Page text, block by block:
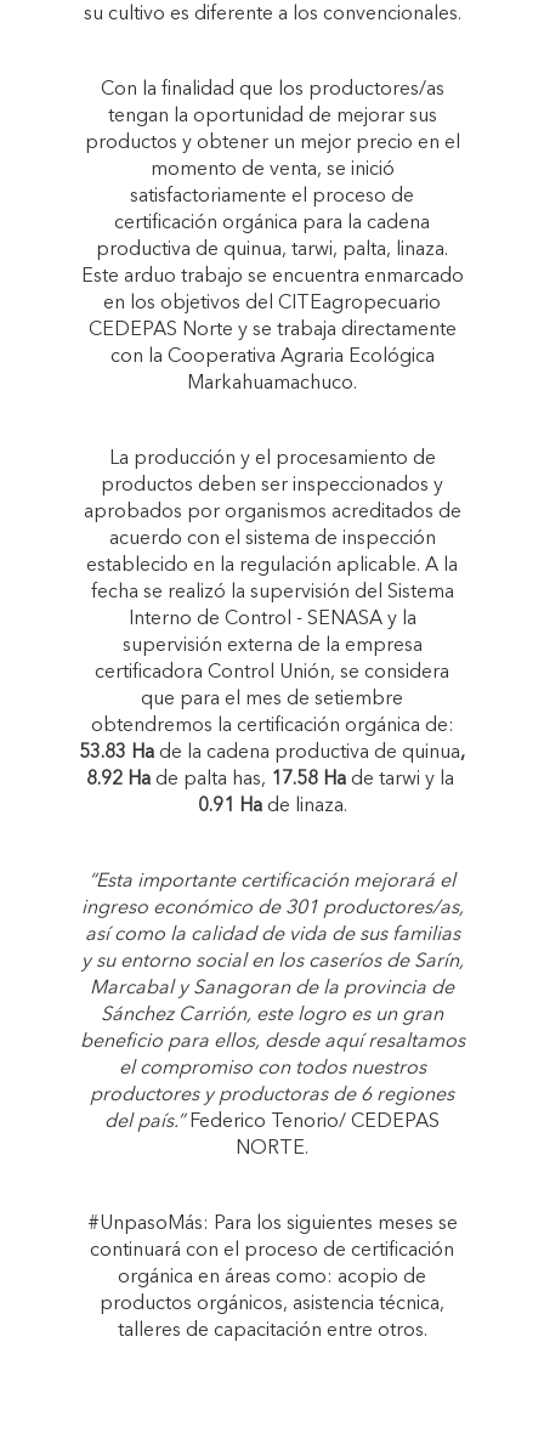
su cultivo es diferente a los convencionales.
Con la finalidad que los productores/as
tengan la oportunidad de mejorar sus
productos y obtener un mejor precio en el
momento de venta, se inició
satisfactoriamente el proceso de
certificación orgánica para la cadena
productiva de quinua, tarwi, palta, linaza.
Este arduo trabajo se encuentra enmarcado
en los objetivos del CITEagropecuario
CEDEPAS Norte y se trabaja directamente
con la Cooperativa Agraria Ecológica
Markahuamachuco.
La producción y el procesamiento de
productos deben ser inspeccionados y
aprobados por organismos acreditados de
acuerdo con el sistema de inspección
establecido en la regulación aplicable. A la
fecha se realizó la supervisión del Sistema
Interno de Control - SENASA y la
supervisión externa de la empresa
certificadora Control Unión, se considera
que para el mes de setiembre
obtendremos la certificación orgánica de:
53.83 Ha de la cadena productiva de quinua,
8.92 Hade palta has, 17.58 Hade tarwi y la
0.91 Hade linaza.
“Esta importante certificación mejorará el
ingreso económico de 301 productores/as,
así como la calidad de vida de sus familias
y su entorno social en los caseríos de Sarín,
Marcabal y Sanagoran de la provincia de
Sánchez Carrión, este logro es un gran
beneficio para ellos, desde aquí resaltamos
el compromiso con todos nuestros
productores y productoras de 6 regiones
del país.”Federico Tenorio/ CEDEPAS
NORTE.
#UnpasoMás: Para los siguientes meses se
continuará con el proceso de certificación
orgánica en áreas como: acopio de
productos orgánicos, asistencia técnica,
talleres de capacitación entre otros.